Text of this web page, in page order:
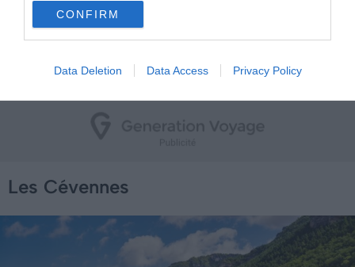
CONFIRM
Data Deletion Data Access Privacy Policy
Une chose est sûre, la sublime architecture locale vous
émerveillera. Enfin, ne manquez pas de goûter aux
fermier, les noix du Périgord, les truffes et les vins locaux !
Les Cévennes